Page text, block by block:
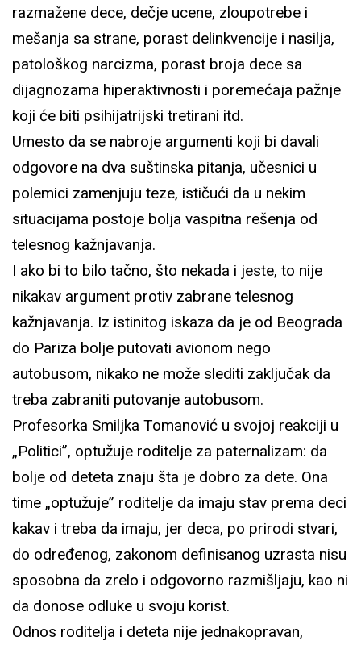
razmažene dece, dečje ucene, zloupotrebe i
mešanja sa strane, porast delinkvencije i nasilja,
patološkog narcizma, porast broja dece sa
dijagnozama hiperaktivnosti i poremećaja pažnje
koji će biti psihijatrijski tretirani itd.
Umesto da se nabroje argumenti koji bi davali
odgovore na dva suštinska pitanja, učesnici u
polemici zamenjuju teze, ističući da u nekim
situacijama postoje bolja vaspitna rešenja od
telesnog kažnjavanja.
I ako bi to bilo tačno, što nekada i jeste, to nije
nikakav argument protiv zabrane telesnog
kažnjavanja. Iz istinitog iskaza da je od Beograda
do Pariza bolje putovati avionom nego
autobusom, nikako ne može slediti zaključak da
treba zabraniti putovanje autobusom.
Profesorka Smiljka Tomanović u svojoj reakciji u
„Politici”, optužuje roditelje za paternalizam: da
bolje od deteta znaju šta je dobro za dete. Ona
time „optužuje” roditelje da imaju stav prema deci
kakav i treba da imaju, jer deca, po prirodi stvari,
do određenog, zakonom definisanog uzrasta nisu
sposobna da zrelo i odgovorno razmišljaju, kao ni
da donose odluke u svoju korist.
Odnos roditelja i deteta nije jednakopravan,